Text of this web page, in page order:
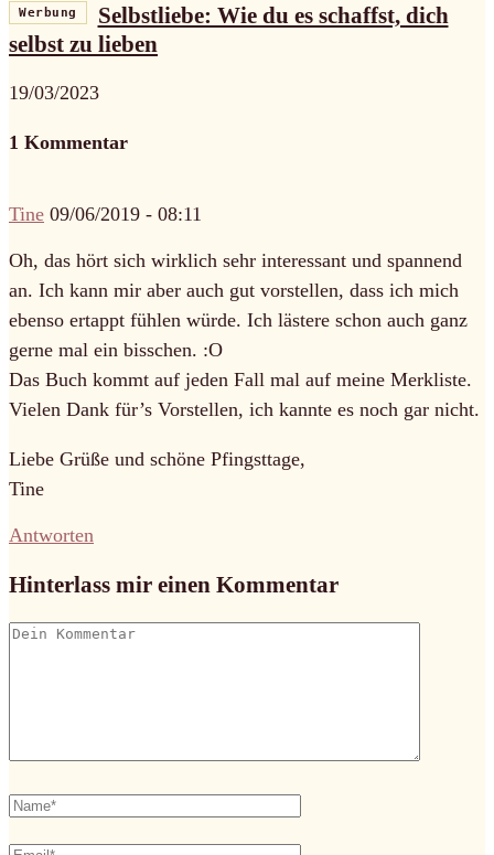
Werbung
Selbstliebe: Wie du es schaffst, dich
selbst zu lieben
19/03/2023
1 Kommentar
Tine 09/06/2019 - 08:11
Oh, das hört sich wirklich sehr interessant und spannend
an. Ich kann mir aber auch gut vorstellen, dass ich mich
ebenso ertappt fühlen würde. Ich lästere schon auch ganz
gerne mal ein bisschen. :O
Das Buch kommt auf jeden Fall mal auf meine Merkliste.
Vielen Dank für’s Vorstellen, ich kannte es noch gar nicht.
Liebe Grüße und schöne Pfingsttage,
Tine
Antworten
Hinterlass mir einen Kommentar